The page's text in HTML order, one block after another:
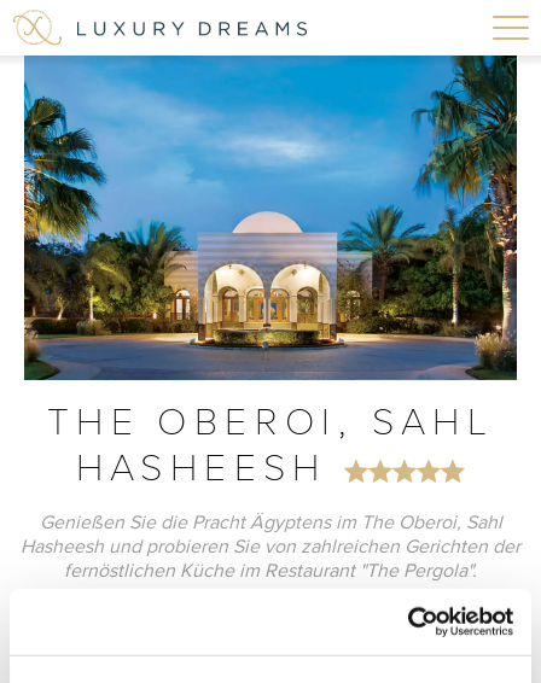
THE OBEROI, SAHL
HASHEESH
Genießen Sie die Pracht Ägyptens im The Oberoi, Sahl
Hasheesh und probieren Sie von zahlreichen Gerichten der
fernöstlichen Küche im Restaurant "The Pergola".